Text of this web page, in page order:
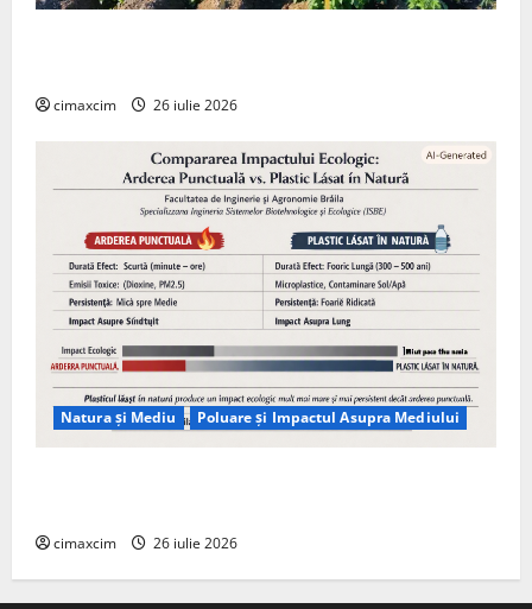
cimaxcim 26 iulie 2026
Natura și Mediu Poluare și Impactul Asupra Mediului
cimaxcim 26 iulie 2026